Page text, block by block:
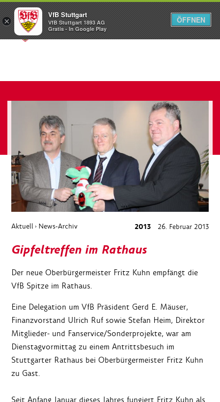
Menü
Aktuell › News-Archiv 2013 26. Februar 2013
Gipfeltreffen im Rathaus
Der neue Oberbürgermeister Fritz Kuhn empfängt die
VfB Spitze im Rathaus.
Eine Delegation um VfB Präsident Gerd E. Mäuser,
Finanzvorstand Ulrich Ruf sowie Stefan Heim, Direktor
Mitglieder- und Fanservice/Sonderprojekte, war am
Dienstagvormittag zu einem Antrittsbesuch im
Stuttgarter Rathaus bei Oberbürgermeister Fritz Kuhn
zu Gast.
Seit Anfang Januar dieses Jahres fungiert Fritz Kuhn als
×
VfB Stuttgart
VfB Stuttgart 1893 AG
Gratis - In Google Play
ÖFFNEN